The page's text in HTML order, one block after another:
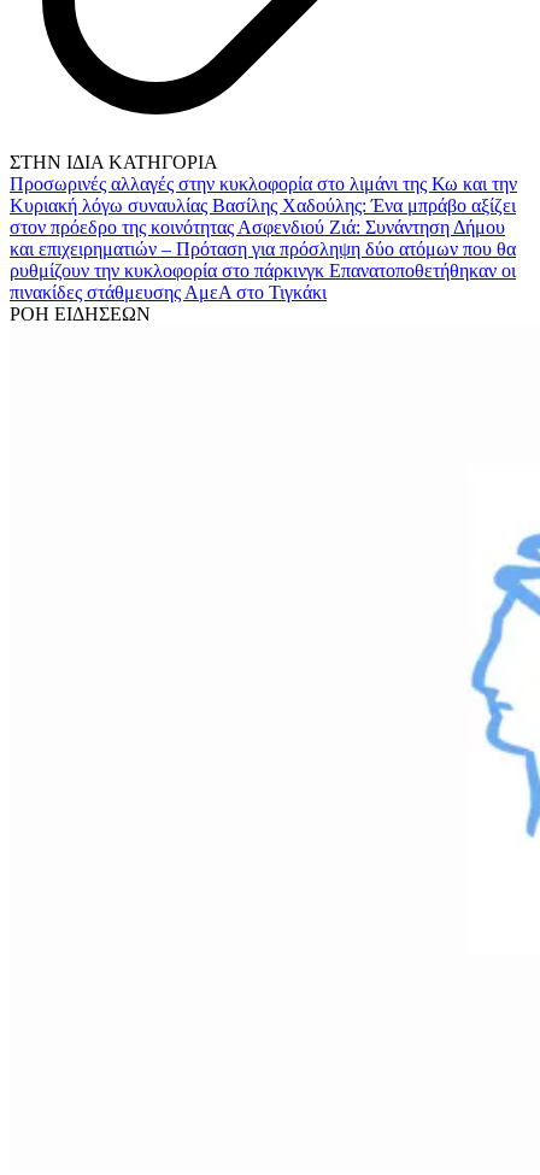
ΣΤΗΝ ΙΔΙΑ ΚΑΤΗΓΟΡΙΑ
Προσωρινές αλλαγές στην κυκλοφορία στο λιμάνι της Κω και την
Κυριακή λόγω συναυλίας Βασίλης Χαδούλης: Ένα μπράβο αξίζει
στον πρόεδρο της κοινότητας Ασφενδιού Ζιά: Συνάντηση Δήμου
και επιχειρηματιών – Πρόταση για πρόσληψη δύο ατόμων που θα
ρυθμίζουν την κυκλοφορία στο πάρκινγκ Επανατοποθετήθηκαν οι
πινακίδες στάθμευσης ΑμεΑ στο Τιγκάκι
ΡΟΗ ΕΙΔΗΣΕΩΝ